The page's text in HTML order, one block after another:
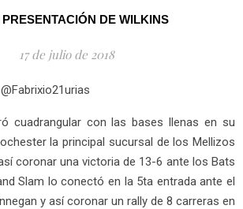
DE WILKINS
17 de julio de 2018
cuadrangular con las bases llenas en su
la principal sucursal de los Mellizos
coronar una victoria de 13-6 ante los Bats
Slam lo conectó en la 5ta entrada ante el
y así coronar un rally de 8 carreras en